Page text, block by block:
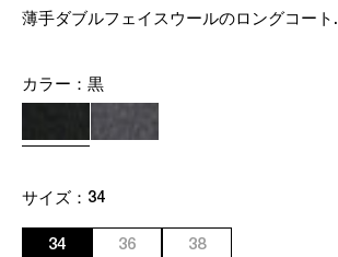
薄手ダブルフェイスウールのロングコート.
カラー： 黒
サイズ： 34
34 36 38